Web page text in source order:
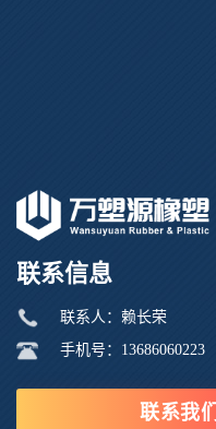
联系信息
联系人：赖长荣
手机号：13686060223
联系我们